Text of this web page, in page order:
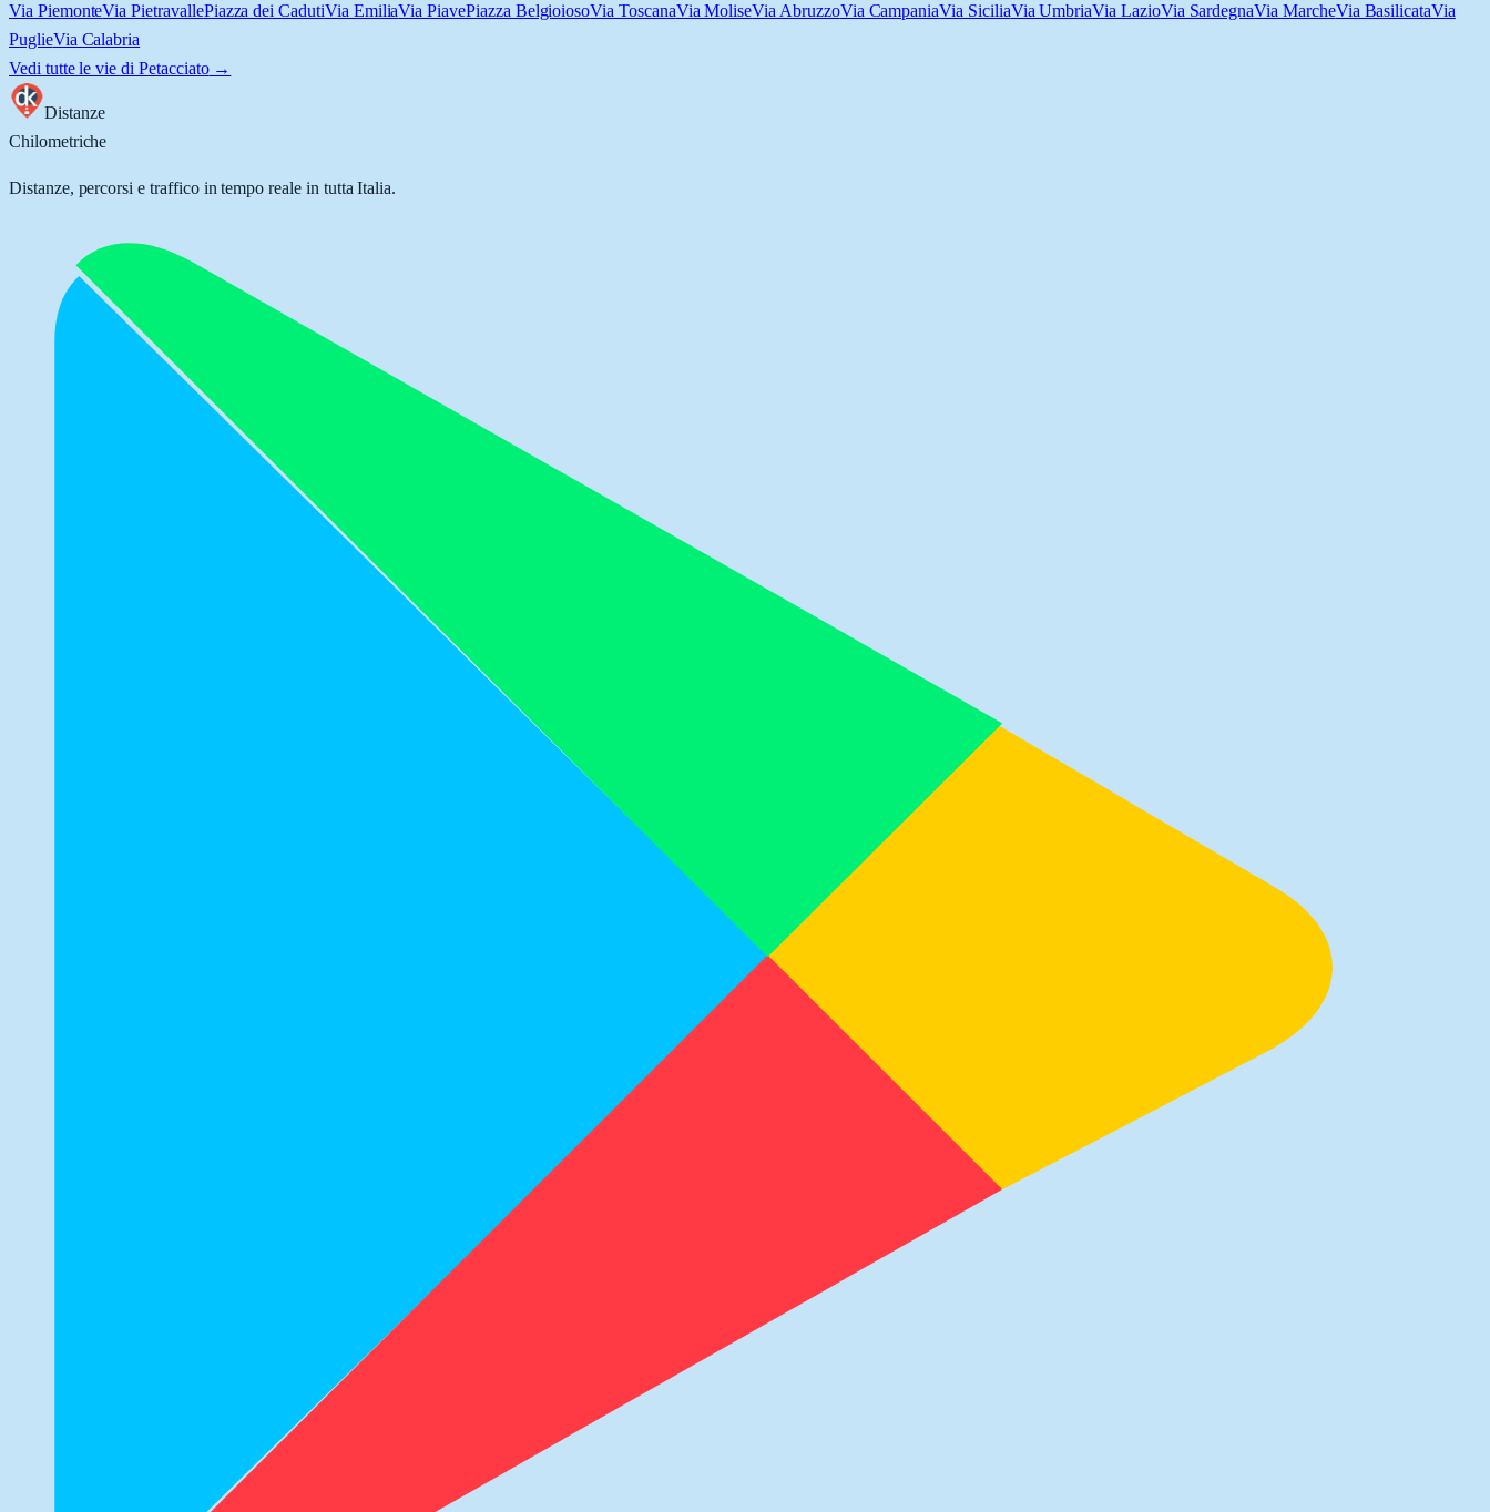
Via PiemonteVia PietravallePiazza dei CadutiVia EmiliaVia PiavePiazza BelgioiosoVia ToscanaVia MoliseVia AbruzzoVia CampaniaVia SiciliaVia UmbriaVia LazioVia SardegnaVia MarcheVia BasilicataVia
PuglieVia Calabria
Vedi tutte le vie di Petacciato→
Distanze
Chilometriche
Distanze, percorsi e traffico in tempo reale in tutta Italia.